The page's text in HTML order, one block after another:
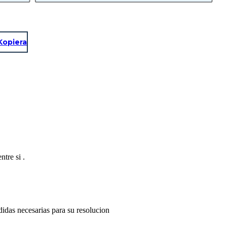
si .
necesarias para su resolucion